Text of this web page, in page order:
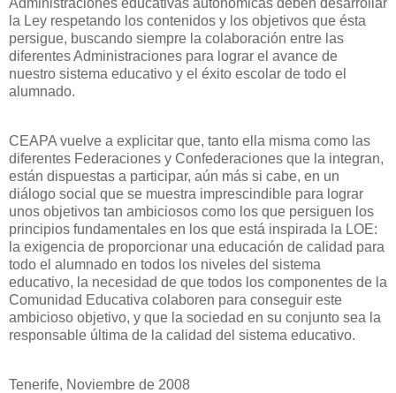
Administraciones educativas autonómicas deben desarrollar
la Ley respetando los contenidos y los objetivos que ésta
persigue, buscando siempre la colaboración entre las
diferentes Administraciones para lograr el avance de
nuestro sistema educativo y el éxito escolar de todo el
alumnado.
CEAPA vuelve a explicitar que, tanto ella misma como las
diferentes Federaciones y Confederaciones que la integran,
están dispuestas a participar, aún más si cabe, en un
diálogo social que se muestra imprescindible para lograr
unos objetivos tan ambiciosos como los que persiguen los
principios fundamentales en los que está inspirada la LOE:
la exigencia de proporcionar una educación de calidad para
todo el alumnado en todos los niveles del sistema
educativo, la necesidad de que todos los componentes de la
Comunidad Educativa colaboren para conseguir este
ambicioso objetivo, y que la sociedad en su conjunto sea la
responsable última de la calidad del sistema educativo.
Tenerife, Noviembre de 2008